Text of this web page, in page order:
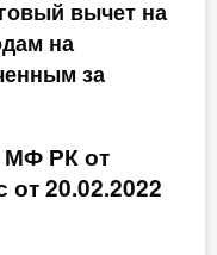
вычет на
на
за
МФ РК от
от 20.02.2022